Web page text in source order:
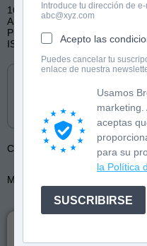
Introduce tu dirección de
abc@xyz.com
Acepto las
Puedes cancelar tu
enlace de nuestra
Usamos
marketing.
aceptas
para su
la Política
SUSCRIBIRSE
16 páginas, color
Aprender a leer, Mayúsculas,
Publicado por Anaya
ISBN: 9788414336847
Cómpralo en
Colección: Cómo
Más de: